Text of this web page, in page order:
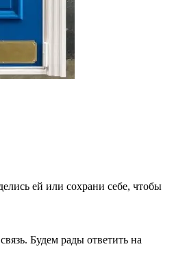
ей или сохрани себе, чтобы
Будем рады ответить на